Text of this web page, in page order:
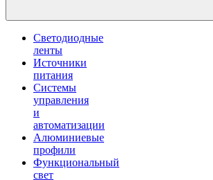
Светодиодные
ленты
Источники
питания
Системы
управления
и
автоматизации
Алюминиевые
профили
Функциональный
свет